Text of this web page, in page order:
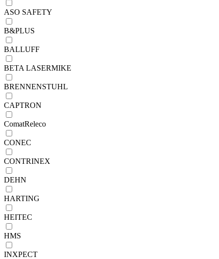
ASO SAFETY
B&PLUS
BALLUFF
BETA LASERMIKE
BRENNENSTUHL
CAPTRON
ComatReleco
CONEC
CONTRINEX
DEHN
HARTING
HEITEC
HMS
INXPECT